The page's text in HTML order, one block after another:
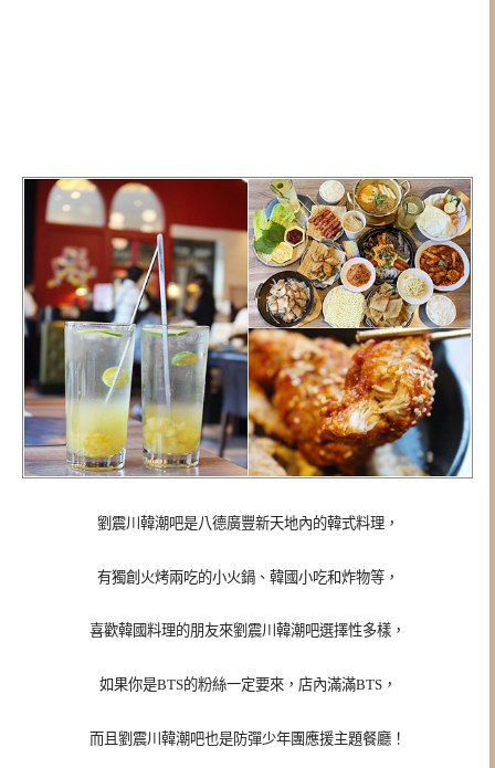
劉震川韓潮吧是八德廣豐新天地內的韓式料理，
有獨創火烤兩吃的小火鍋、韓國小吃和炸物等，
喜歡韓國料理的朋友來劉震川韓潮吧選擇性多樣，
如果你是BTS的粉絲一定要來，店內滿滿BTS，
而且劉震川韓潮吧也是防彈少年團應援主題餐廳！